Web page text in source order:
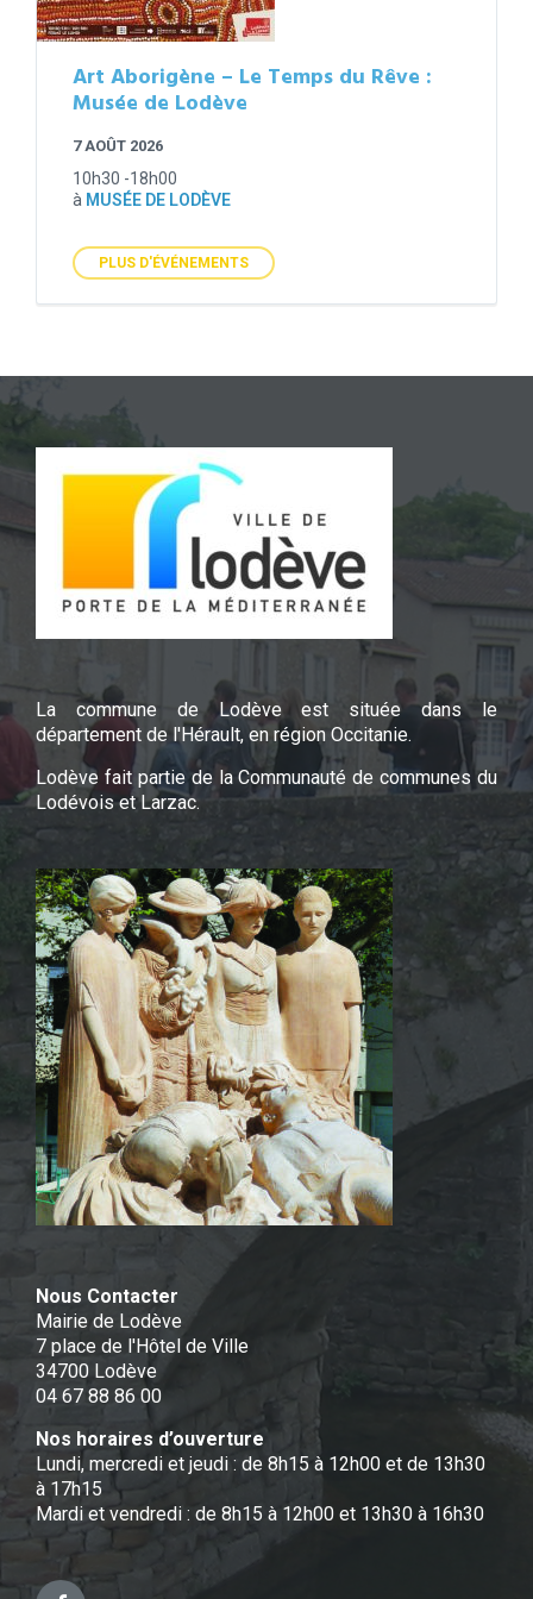
Art Aborigène – Le Temps du Rêve :
Musée de Lodève
7 AOÛT 2026
10h30 -18h00
à MUSÉE DE LODÈVE
PLUS D'ÉVÉNEMENTS
La commune de Lodève est située dans le
département de l'Hérault, en région Occitanie.
Lodève fait partie de la Communauté de communes du
Lodévois et Larzac.
Nous Contacter
Mairie de Lodève
7 place de l'Hôtel de Ville
34700 Lodève
04 67 88 86 00
Nos horaires d’ouverture
Lundi, mercredi et jeudi : de 8h15 à 12h00 et de 13h30
à 17h15
Mardi et vendredi : de 8h15 à 12h00 et 13h30 à 16h30